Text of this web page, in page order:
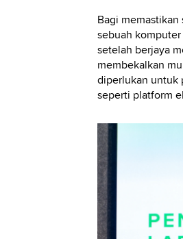
Bagi
sebuah
setelah berjaya
membekalkan
diperlukan untuk
seperti platform